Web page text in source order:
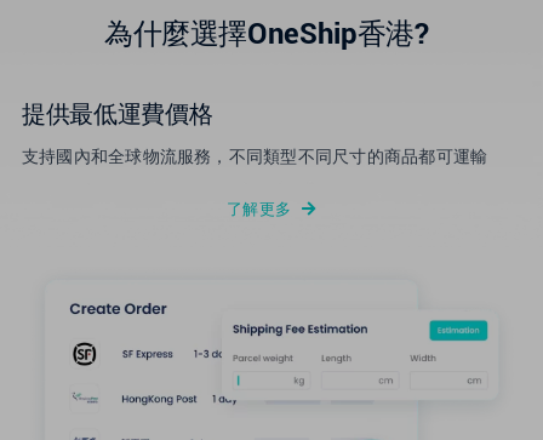
為什麼選擇OneShip香港?
提供最低運費價格
支持國內和全球物流服務，不同類型不同尺寸的商品都可運輸
了解更多